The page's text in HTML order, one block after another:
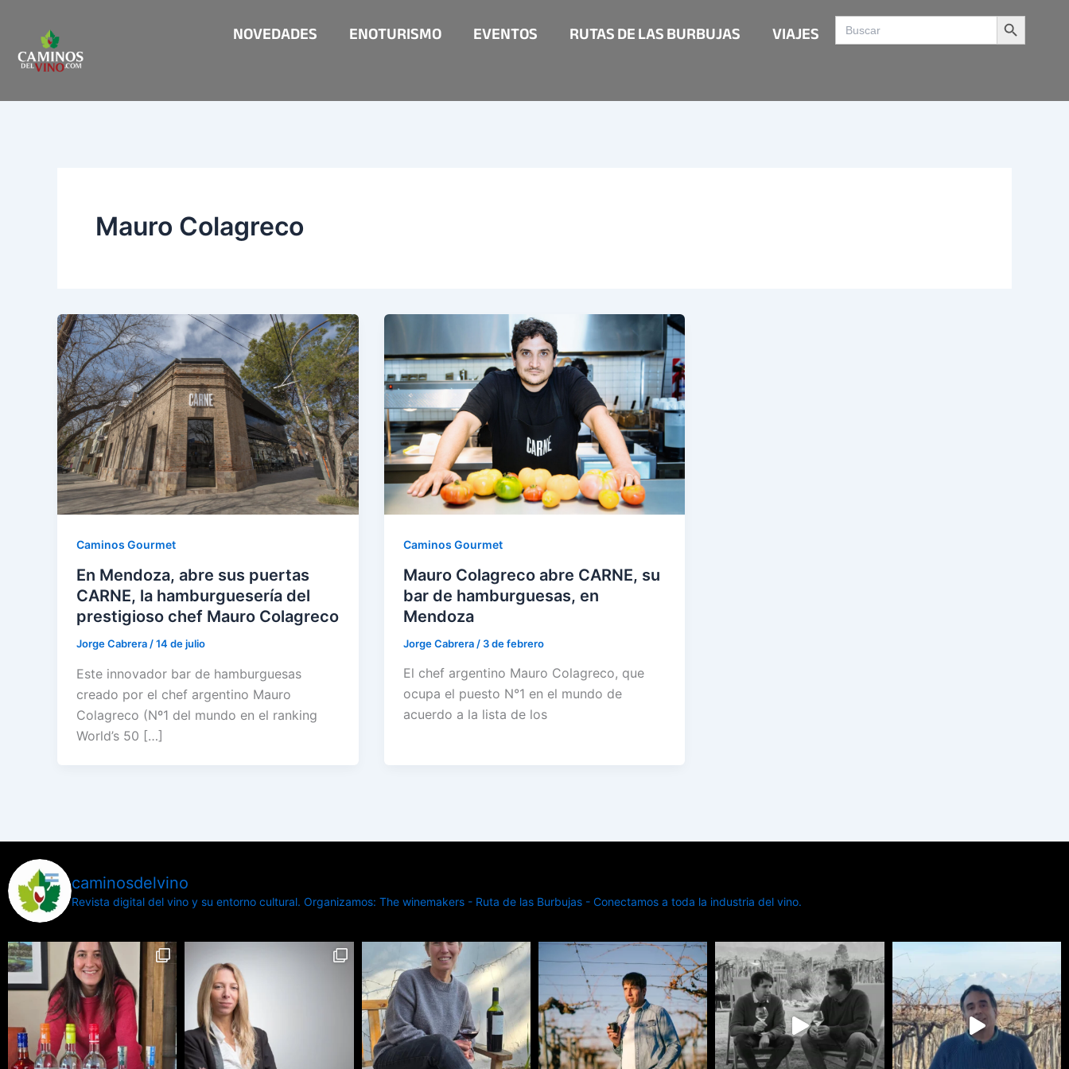
contenido
NOVEDADES ENOTURISMO EVENTOS RUTAS DE LAS BURBUJAS VIAJES
Search
for:
Search Button
Mauro Colagreco
Caminos Gourmet
En Mendoza, abre sus puertas
CARNE, la hamburguesería del
prestigioso chef Mauro Colagreco
Jorge Cabrera /14 de julio
Este innovador bar de hamburguesas
creado por el chef argentino Mauro
Colagreco (Nº1 del mundo en el ranking
World’s 50 […]
Caminos Gourmet
Mauro Colagreco abre CARNE, su
bar de hamburguesas, en
Mendoza
Jorge Cabrera / 3 de febrero
El chef argentino Mauro Colagreco, que
ocupa el puesto N°1 en el mundo de
acuerdo a la lista de los
caminosdelvino
Revista digital del vino y su entorno cultural. Organizamos: The winemakers - Ruta de las Burbujas - Conectamos a toda la industria del vino.